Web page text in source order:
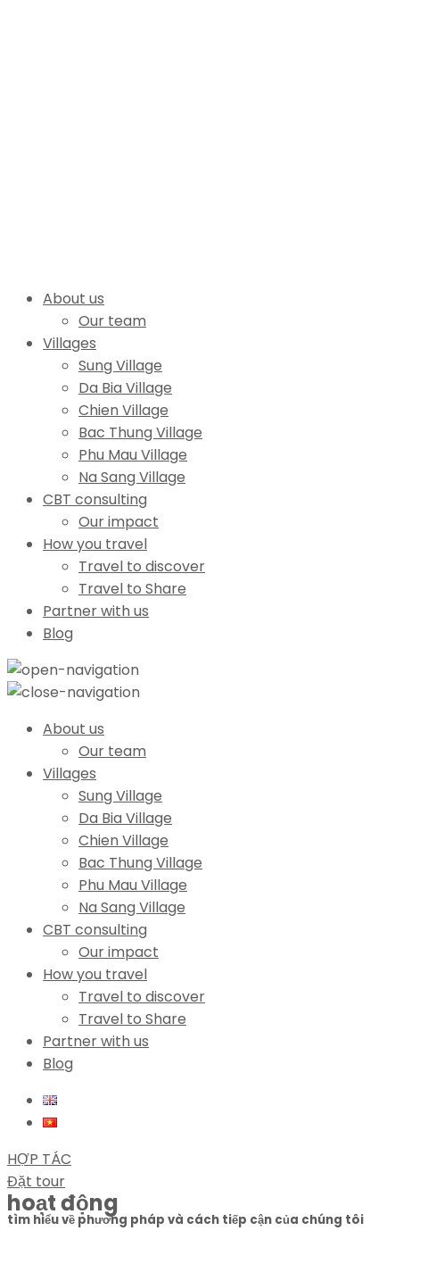
About us
Our team
Villages
Sung Village
Da Bia Village
Chien Village
Bac Thung Village
Phu Mau Village
Na Sang Village
CBT consulting
Our impact
How you travel
Travel to discover
Travel to Share
Partner with us
Blog
About us
Our team
Villages
Sung Village
Da Bia Village
Chien Village
Bac Thung Village
Phu Mau Village
Na Sang Village
CBT consulting
Our impact
How you travel
Travel to discover
Travel to Share
Partner with us
Blog
HỢP TÁC
Đặt tour
hoạt động
tìm hiểu về phương pháp và cách tiếp cận của chúng tôi